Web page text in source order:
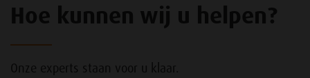
Hoe kunnen wij u helpen?
Onze experts staan voor u klaar.